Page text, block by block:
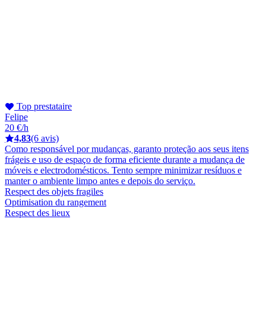
Top prestataire
Felipe
20 €/h
4,83(6 avis)
Como responsável por mudanças, garanto proteção aos seus itens
frágeis e uso de espaço de forma eficiente durante a mudança de
móveis e electrodomésticos. Tento sempre minimizar resíduos e
manter o ambiente limpo antes e depois do serviço.
Respect des objets fragiles
Optimisation du rangement
Respect des lieux